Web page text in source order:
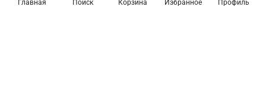
Главная Поиск Корзина Избранное Профиль